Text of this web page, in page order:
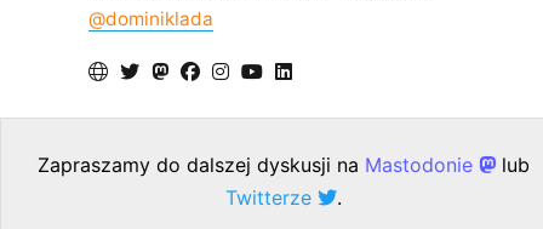
@dominiklada
Zapraszamy do dalszej dyskusji na Mastodonie
lub
Twitterze
.